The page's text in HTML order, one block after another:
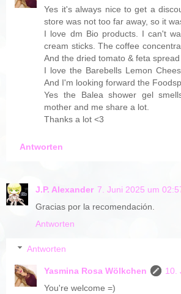
Yes it's always nice to get a
store was not too far away, so it
I love dm Bio products. I can't
cream sticks. The coffee
And the dried tomato & feta spread
I love the Barebells Lemon
And I'm looking forward the
Yes the Balea shower gel
mother and me share a lot.
Thanks a lot <3
Antworten
J.P. Alexander 7. Juni 2025 um
Gracias por la recomendación.
Antworten
Antworten
Yasmina Rosa Wölkchen
10.
You're welcome =)